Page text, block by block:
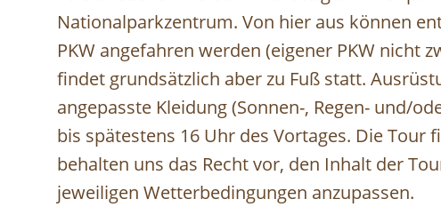
Nationalparkzentrum. Von hier aus können
PKW angefahren werden (eigener PKW nicht
findet grundsätzlich aber zu Fuß statt.
angepasste Kleidung (Sonnen-, Regen- und/
bis spätestens 16 Uhr des Vortages. Die
behalten uns das Recht vor, den Inhalt der
jeweiligen Wetterbedingungen anzupassen.